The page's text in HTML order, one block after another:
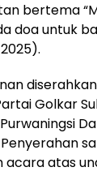
bertema
doa untuk
Golkar
Penyerahan
acara atas